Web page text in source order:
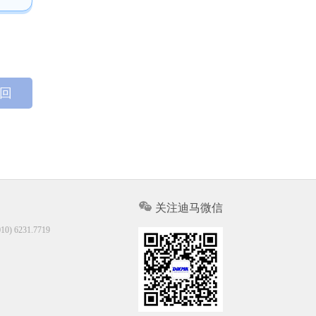
6231.7719
关注迪马微信